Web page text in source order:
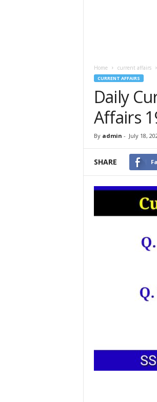
Home current affairs
CURRENT AFFAIRS
Daily
Affairs
By admin - July 18,
SHARE